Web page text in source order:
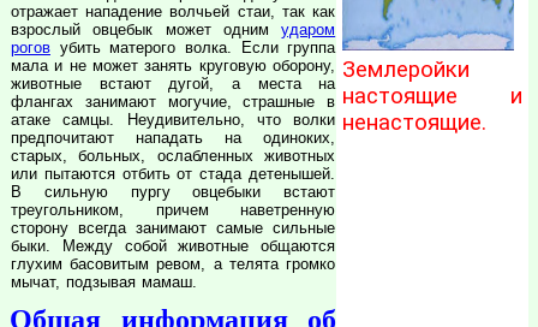
отражает нападение волчьей стаи, так как
взрослый овцебык может однимударом
рогов убить матерого волка. Если группа
мала и не может занять круговую оборону,
животные встают дугой, а места на
флангах занимают могучие, страшные в
атаке самцы. Неудивительно, что волки
предпочитают нападать на одиноких,
старых, больных, ослабленных животных
или пытаются отбить от стада детенышей.
В сильную пургу овцебыки встают
треугольником, причем наветренную
сторону всегда занимают самые сильные
быки. Между собой животные общаются
глухим басовитым ревом, а телята громко
мычат, подзывая мамаш.
Общая информация об
Землеройки
настоящие и
ненастоящие.